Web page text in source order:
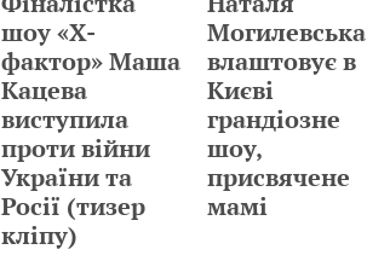
шоу «Х-
фактор» Маша
Кацева
виступила
проти війни
України та
Росії (тизер
кліпу)
Могилевська
влаштовує в
Києві
грандіозне
шоу,
присвячене
мамі